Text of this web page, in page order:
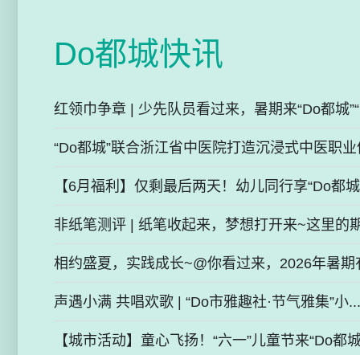
Do都城快讯
红领巾争章 | 少先队员看过来，暑期来“Do都城
“Do都城”联合浙江省中医院打造沉浸式中医职
【6月福利】仅剩最后两天！幼儿同行享“Do都
非纸笔测评 | 纸笔收起来，梦想打开来~这里的
相约盛夏，实践成长~@你看过来，2026年暑期
声遇小满 共唱欢歌 | “Do市雅趣社·节气雅集”小...
【城市活动】童心飞扬！“六一”儿童节来“Do都